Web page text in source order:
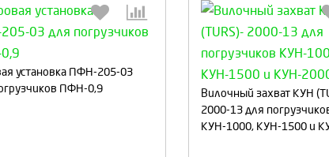
установка ПФН-205-03
ПФН-0,9
количество:
Вилочный захват КУН
2000-13 для
КУН-1000, КУН-1500 и
Выберите